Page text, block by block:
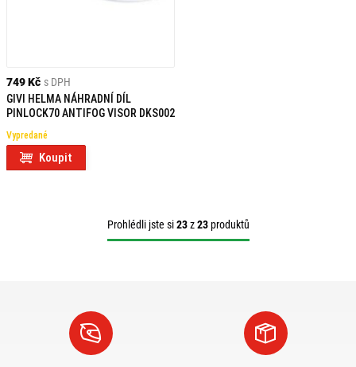
749 Kč s DPH
GIVI HELMA NÁHRADNÍ DÍL
PINLOCK70 ANTIFOG VISOR DKS002
Vypredané
Koupit
Prohlédli jste si23z23produktů